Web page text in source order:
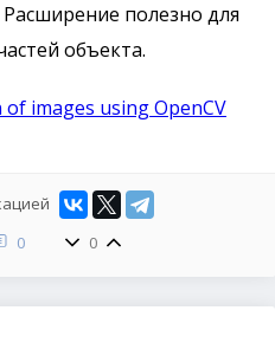
полезно для
объекта.
images using OpenCV
0 0